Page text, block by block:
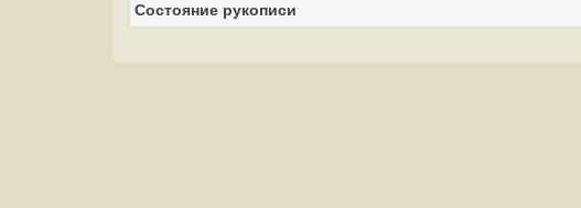
Состояние рукописи